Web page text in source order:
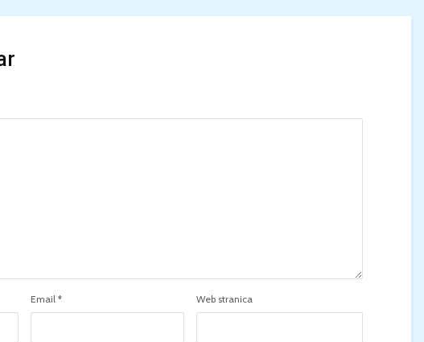
Email* Web stranica